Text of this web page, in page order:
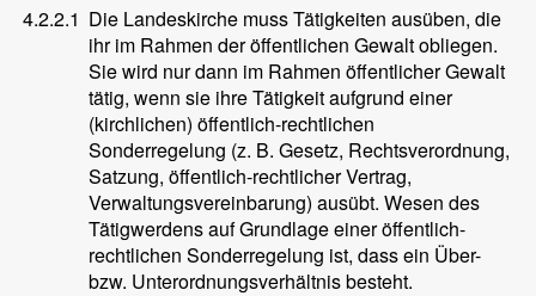
4.2.2.1 Die Landeskirche muss Tätigkeiten ausüben, die
ihr im Rahmen der öffentlichen Gewalt obliegen.
Sie wird nur dann im Rahmen öffentlicher Gewalt
tätig, wenn sie ihre Tätigkeit aufgrund einer
(kirchlichen) öffentlich-rechtlichen
Sonderregelung (z. B. Gesetz, Rechtsverordnung,
Satzung, öffentlich-rechtlicher Vertrag,
Verwaltungsvereinbarung) ausübt. Wesen des
Tätigwerdens auf Grundlage einer öffentlich-
rechtlichen Sonderregelung ist, dass ein Über-
bzw. Unterordnungsverhältnis besteht.